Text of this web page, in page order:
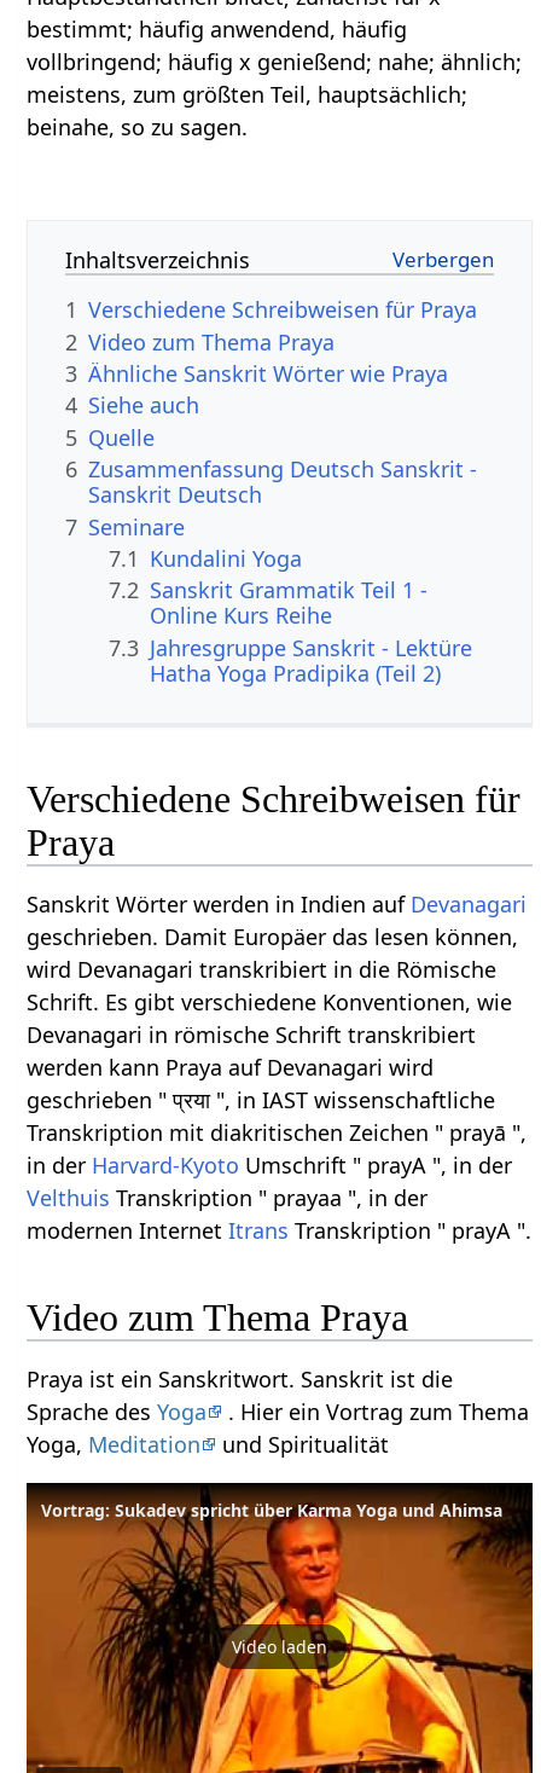
bestimmt; häufig anwendend, häufig
vollbringend; häufig x genießend; nahe; ähnlich;
meistens, zum größten Teil, hauptsächlich;
beinahe, so zu sagen.
Inhaltsverzeichnis
1 Verschiedene Schreibweisen für Praya
2 Video zum Thema Praya
3 Ähnliche Sanskrit Wörter wie Praya
4 Siehe auch
5 Quelle
6 Zusammenfassung Deutsch Sanskrit -
Sanskrit Deutsch
7 Seminare
7.1 Kundalini Yoga
7.2 Sanskrit Grammatik Teil 1 -
Online Kurs Reihe
7.3 Jahresgruppe Sanskrit - Lektüre
Hatha Yoga Pradipika (Teil 2)
Verschiedene Schreibweisen für
Praya
Sanskrit Wörter werden in Indien auf Devanagari
geschrieben. Damit Europäer das lesen können,
wird Devanagari transkribiert in die Römische
Schrift. Es gibt verschiedene Konventionen, wie
Devanagari in römische Schrift transkribiert
werden kann Praya auf Devanagari wird
geschrieben " प्रया ", in IAST wissenschaftliche
Transkription mit diakritischen Zeichen " prayā ",
in der Harvard-Kyoto Umschrift " prayA ", in der
Velthuis Transkription " prayaa ", in der
modernen InternetItrans Transkription " prayA ".
Video zum Thema Praya
Praya ist ein Sanskritwort. Sanskrit ist die
Sprache desYoga
. Hier ein Vortrag zum Thema
Yoga, Meditation und Spiritualität
Vortrag: Sukadev spricht über Karma Yoga und Ahimsa
Video laden